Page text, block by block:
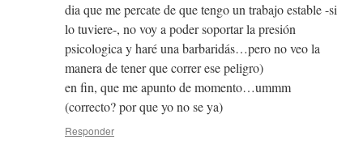
dia que me percate de que tengo un trabajo estable -si
lo tuviere-, no voy a poder soportar la presión
psicologica y haré una barbaridás…pero no veo la
manera de tener que correr ese peligro)
en fin, que me apunto de momento…ummm
(correcto? por que yo no se ya)
Responder